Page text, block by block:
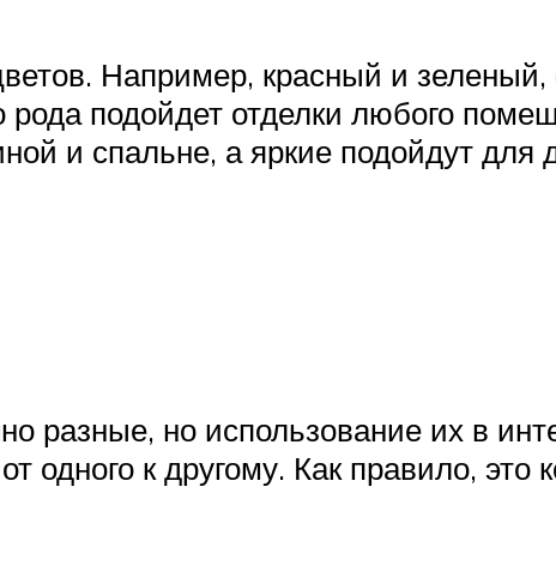
Например, красный и
подойдет отделки любого
и спальне, а яркие подойдут для
разные, но использование их в
одного к другому. Как правило,